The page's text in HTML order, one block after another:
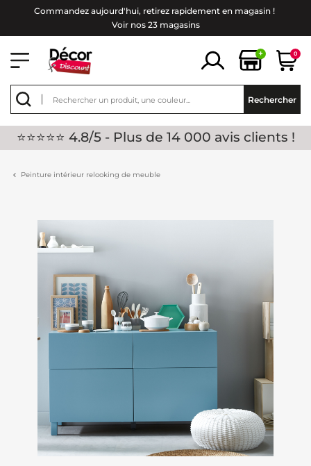
Commandez aujourd'hui, retirez rapidement en magasin !
Voir nos 23 magasins
+ 0
Rechercher
⭐⭐⭐⭐⭐ 4.8/5 - Plus de 14 000 avis clients !
Peinture intérieur relooking de meuble